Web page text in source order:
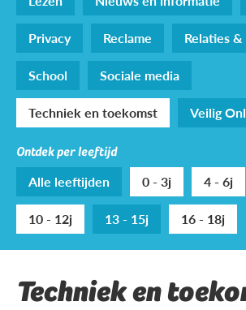
Privacy
Reclame
Relaties
School
Sociale media
Techniek en toekomst
Veilig
Ontdek per leeftijd
Alle leeftijden 0 - 3j 4 - 6j
10 - 12j
13 - 15j 16 - 18j
Techniek en